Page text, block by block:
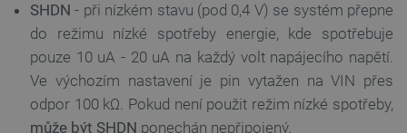
SHDN - při nízkém stavu (pod 0,4 V) se systém přepne
do režimu nízké spotřeby energie, kde spotřebuje
pouze 10 uA - 20 uA na každý volt napájecího napětí.
Ve výchozím nastavení je pin vytažen na VIN přes
odpor 100 kΩ. Pokud není použit režim nízké spotřeby,
může být SHDN ponechán nepřipojený.